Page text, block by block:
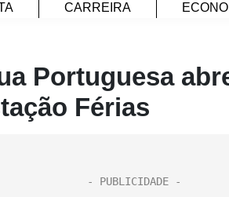
CARREIRA
Portuguesa
Férias